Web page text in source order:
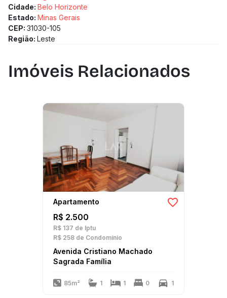
Cidade: Belo Horizonte
Estado: Minas Gerais
CEP: 31030-105
Região: Leste
Imóveis Relacionados
Apartamento
R$ 2.500
R$ 137 de Iptu
R$ 258 de Condomínio
Avenida Cristiano Machado
Sagrada Família
85m² 1 1 0 1